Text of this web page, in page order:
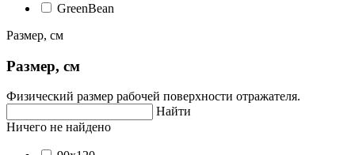
GreenBean
Размер, см
Размер, см
Физический размер рабочей поверхности отражателя.
Найти
Ничего не найдено